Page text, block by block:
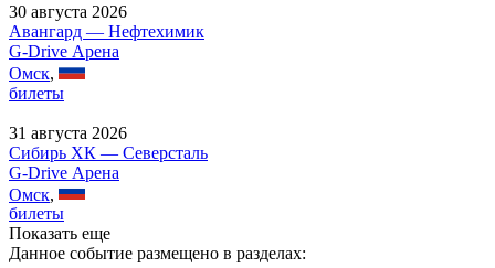
30 августа 2026
Авангард — Нефтехимик
G-Drive Арена
Омск,
билеты
31 августа 2026
Сибирь ХК — Северсталь
G-Drive Арена
Омск,
билеты
Показать еще
Данное событие размещено в разделах: